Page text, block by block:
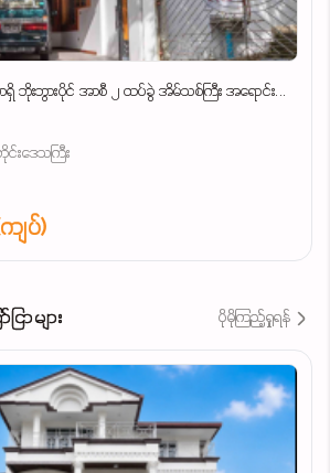
ရှိ ဘိုးဘွားပိုင် အာစီ ၂ ထပ်ခွဲ အိမ်သစ်ကြီး အရောင်း...
းဒေသကြီး
ျပ်)
ြာများ ပိုမိုကြည့်ရှုရန်